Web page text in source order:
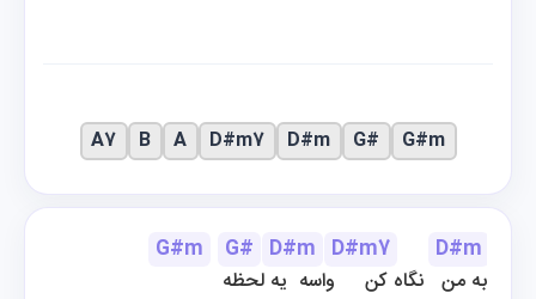
G#m G# D#m D#m7
D#m
به من   نگاه کن     واسه  یه لحظه
G#m
G#
D#m
D#m7
A
B
A7